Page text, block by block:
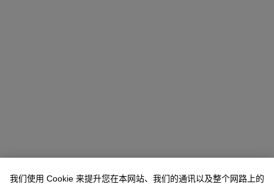
我们使用 Cookie 来提升您在本网站、我们的通讯以及整个网路上的